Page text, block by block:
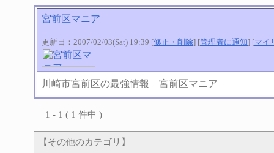
宮前区マニア
更新日：2007/02/03(Sat) 19:39 [修正・削除] [管理者に通知] [マイ
川崎市宮前区の最強情報 宮前区マニア
1 - 1 ( 1 件中 )
【その他のカテゴリ】